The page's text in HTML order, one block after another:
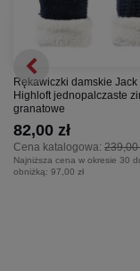
Rękawiczki damskie Jack
Highloft jednopalczaste
granatowe
Cena katalogowa: 239,00
82,00 zł
Najniższa cena w okresie 30
obniżką: 97,00 zł